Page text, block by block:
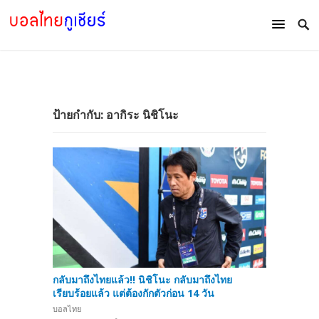
ป้ายกำกับ: อากิระ นิชิโนะ
กลับมาถึงไทยแล้ว!! นิชิโนะ กลับมาถึงไทย
เรียบร้อยแล้ว แต่ต้องกักตัวก่อน 14 วัน
บอลไทย